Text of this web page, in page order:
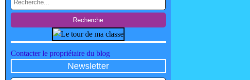
Contacter le propriétaire du blog
Newsletter